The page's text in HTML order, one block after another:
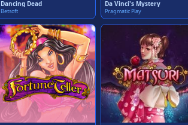
Dancing Dead
Betsoft
Da Vinci's Mystery
Pragmatic Play